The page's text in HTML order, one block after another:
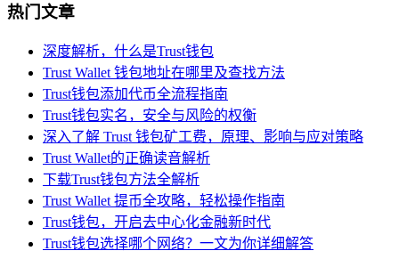
热门文章
深度解析，什么是Trust钱包
Trust Wallet 钱包地址在哪里及查找方法
Trust钱包添加代币全流程指南
Trust钱包实名，安全与风险的权衡
深入了解 Trust 钱包矿工费，原理、影响与应对策略
Trust Wallet的正确读音解析
下载Trust钱包方法全解析
Trust Wallet 提币全攻略，轻松操作指南
Trust钱包，开启去中心化金融新时代
Trust钱包选择哪个网络？一文为你详细解答